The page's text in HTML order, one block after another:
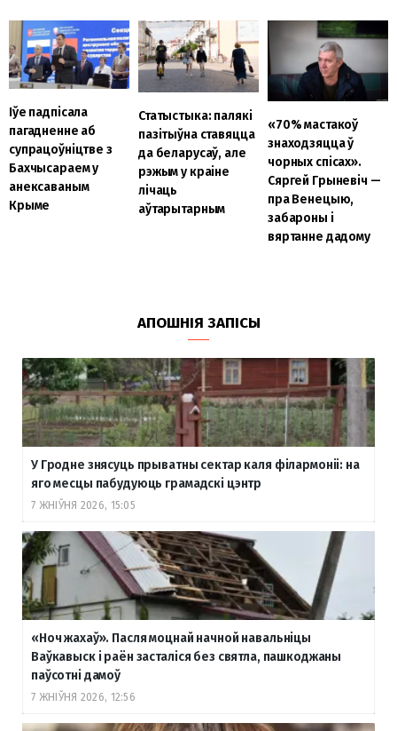
Іўе падпісала
пагадненне аб
супрацоўніцтве з
Бахчысараем у
анексаваным
Крыме
Статыстыка: палякі
пазітыўна ставяцца
да беларусаў, але
рэжым у краіне
лічаць
аўтарытарным
«70% мастакоў
знаходзяцца ў
чорных спісах».
Сяргей Грыневіч —
пра Венецыю,
забароны і
вяртанне дадому
АПОШНІЯ ЗАПІСЫ
У Гродне знясуць прыватны сектар каля філармоніі: на
яго месцы пабудуюць грамадскі цэнтр
7 ЖНІЎНЯ 2026, 15:05
«Ноч жахаў». Пасля моцнай начной навальніцы
Ваўкавыск і раён засталіся без святла, пашкоджаны
паўсотні дамоў
7 ЖНІЎНЯ 2026, 12:56